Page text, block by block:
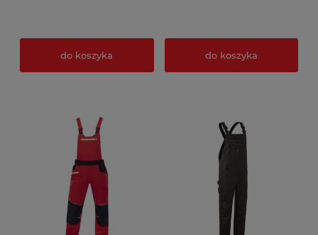
do koszyka do koszyka